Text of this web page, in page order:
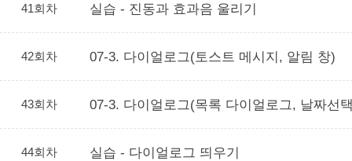
41회차 실습 - 진동과 효과음 울리기
42회차 07-3. 다이얼로그(토스트 메시지, 알림 창)
43회차 07-3. 다이얼로그(목록 다이얼로그, 날짜선
44회차 실습 - 다이얼로그 띄우기